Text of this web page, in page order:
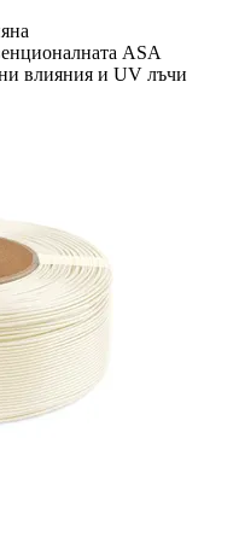
ASA
влияния и UV лъчи